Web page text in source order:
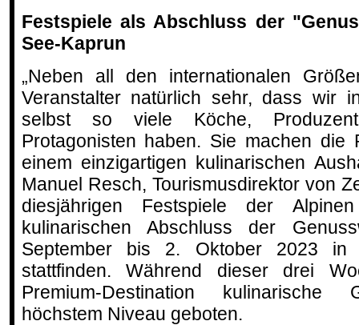
Festspiele als Abschluss der
See-Kaprun
„Neben all den internationalen
Veranstalter natürlich sehr, dass wir
selbst so viele Köche,
Protagonisten haben. Sie machen die
einem einzigartigen kulinarischen
Manuel Resch, Tourismusdirektor von
diesjährigen Festspiele der
kulinarischen Abschluss der
September bis 2. Oktober 2023 in
stattfinden. Während dieser drei
Premium-Destination kulinarische
höchstem Niveau geboten.